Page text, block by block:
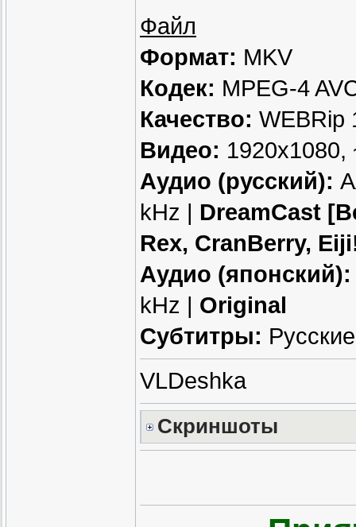
Файл
Формат: MKV
Кодек: MPEG-4
Качество: WEBRip
Видео: 1920x1080,
Аудио (русский):
kHz | DreamCast
Rex, CranBerry,
Аудио (японский):
kHz | Original
Субтитры:
VLDeshka
Скриншоты